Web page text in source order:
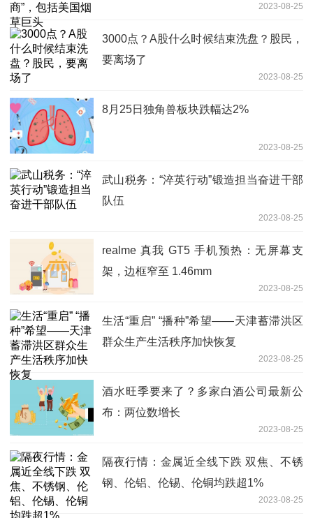
2023-08-25
3000点？A股什么时候结束洗盘？股民，
要离场了
2023-08-25
8月25日独角兽板块跌幅达2%
2023-08-25
武山税务：“淬英行动”锻造担当奋进干部
队伍
2023-08-25
realme 真我 GT5 手机预热：无屏幕支
架，边框窄至 1.46mm
2023-08-25
生活“重启” “播种”希望——天津蓄滞洪区
群众生产生活秩序加快恢复
2023-08-25
酒水旺季要来了？多家白酒公司最新公
布：两位数增长
2023-08-25
隔夜行情：金属近全线下跌 双焦、不锈
钢、伦铝、伦锡、伦铜均跌超1%
2023-08-25